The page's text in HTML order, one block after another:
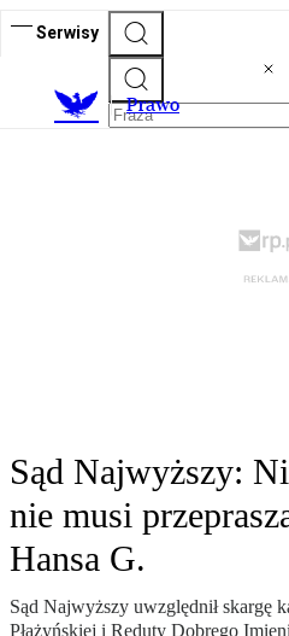
Serwisy
Prawo
Sąd Najwyższy:
nie musi
Hansa G.
Sąd Najwyższy uwzględnił skargę
Płażyńskiej i Reduty Dobrego